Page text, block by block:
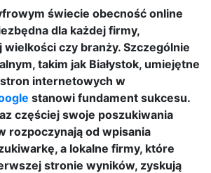
świecie obecność online
dla każdej firmy,
wielkości czy branży. Szczególnie
takim jak Białystok, umiejętne
internetowych w
stanowi fundament sukcesu.
częściej swoje poszukiwania
rozpoczynają od wpisania
a lokalne firmy, które
stronie wyników, zyskują